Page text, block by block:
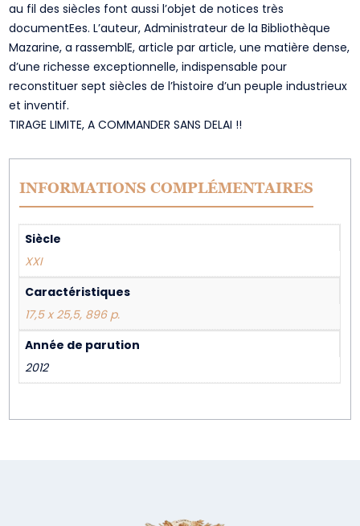
au fil des siècles font aussi l’objet de notices très
documentEes. L’auteur, Administrateur de la Bibliothèque
Mazarine, a rassemblE, article par article, une matière dense,
d’une richesse exceptionnelle, indispensable pour
reconstituer sept siècles de l’histoire d’un peuple industrieux
et inventif.
TIRAGE LIMITE, A COMMANDER SANS DELAI !!
INFORMATIONS COMPLÉMENTAIRES
Siècle
XXI
Caractéristiques
17,5 x 25,5, 896 p.
Année de parution
2012